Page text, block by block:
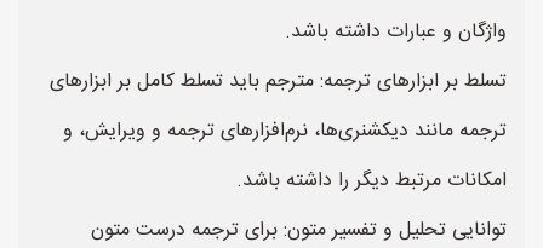
واژگان و عبارات داشته باشد.
تسلط بر ابزارهای ترجمه: مترجم باید تسلط کامل بر ابزارهای
ترجمه مانند دیکشنری‌ها، نرم‌افزارهای ترجمه و ویرایش، و
امکانات مرتبط دیگر را داشته باشد.
توانایی تحلیل و تفسیر متون: برای ترجمه درست متون